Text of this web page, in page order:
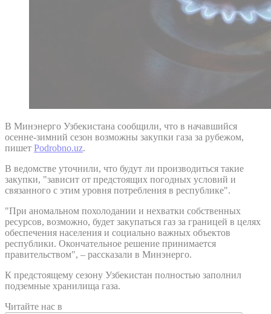
В Минэнерго Узбекистана сообщили, что в начавшийся
осенне-зимний сезон возможны закупки газа за рубежом,
пишет Podrobno.uz.
В ведомстве уточнили, что будут ли производиться такие
закупки, "зависит от предстоящих погодных условий и
связанного с этим уровня потребления в республике".
"При аномальном похолодании и нехватки собственных
ресурсов, возможно, будет закупаться газ за границей в целях
обеспечения населения и социально важных объектов
республики. Окончательное решение принимается
правительством", – рассказали в Минэнерго.
К предстоящему сезону Узбекистан полностью заполнил
подземные хранилища газа.
Читайте нас в